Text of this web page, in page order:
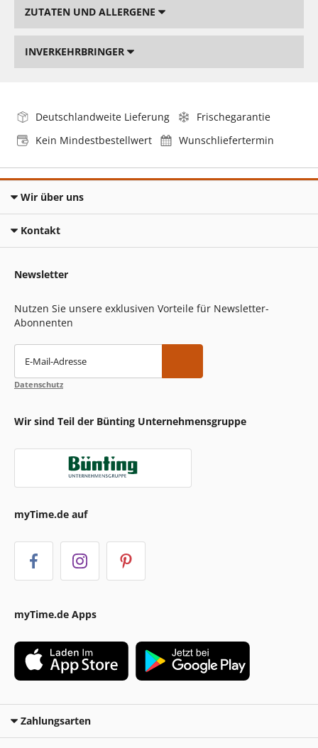
ZUTATEN UND ALLERGENE
INVERKEHRBRINGER
Deutschlandweite Lieferung
Frischegarantie
Kein Mindestbestellwert
Wunschliefertermin
Wir über uns
Kontakt
Newsletter
Nutzen Sie unsere exklusiven Vorteile für Newsletter-
Abonnenten
E-Mail-Adresse
Datenschutz
Wir sind Teil der Bünting Unternehmensgruppe
myTime.de auf
myTime.de Apps
Zahlungsarten